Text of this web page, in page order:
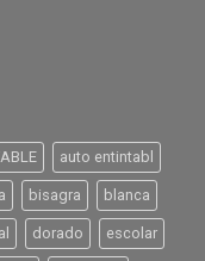
auto entintabl
bisagra blanca
dorado escolar